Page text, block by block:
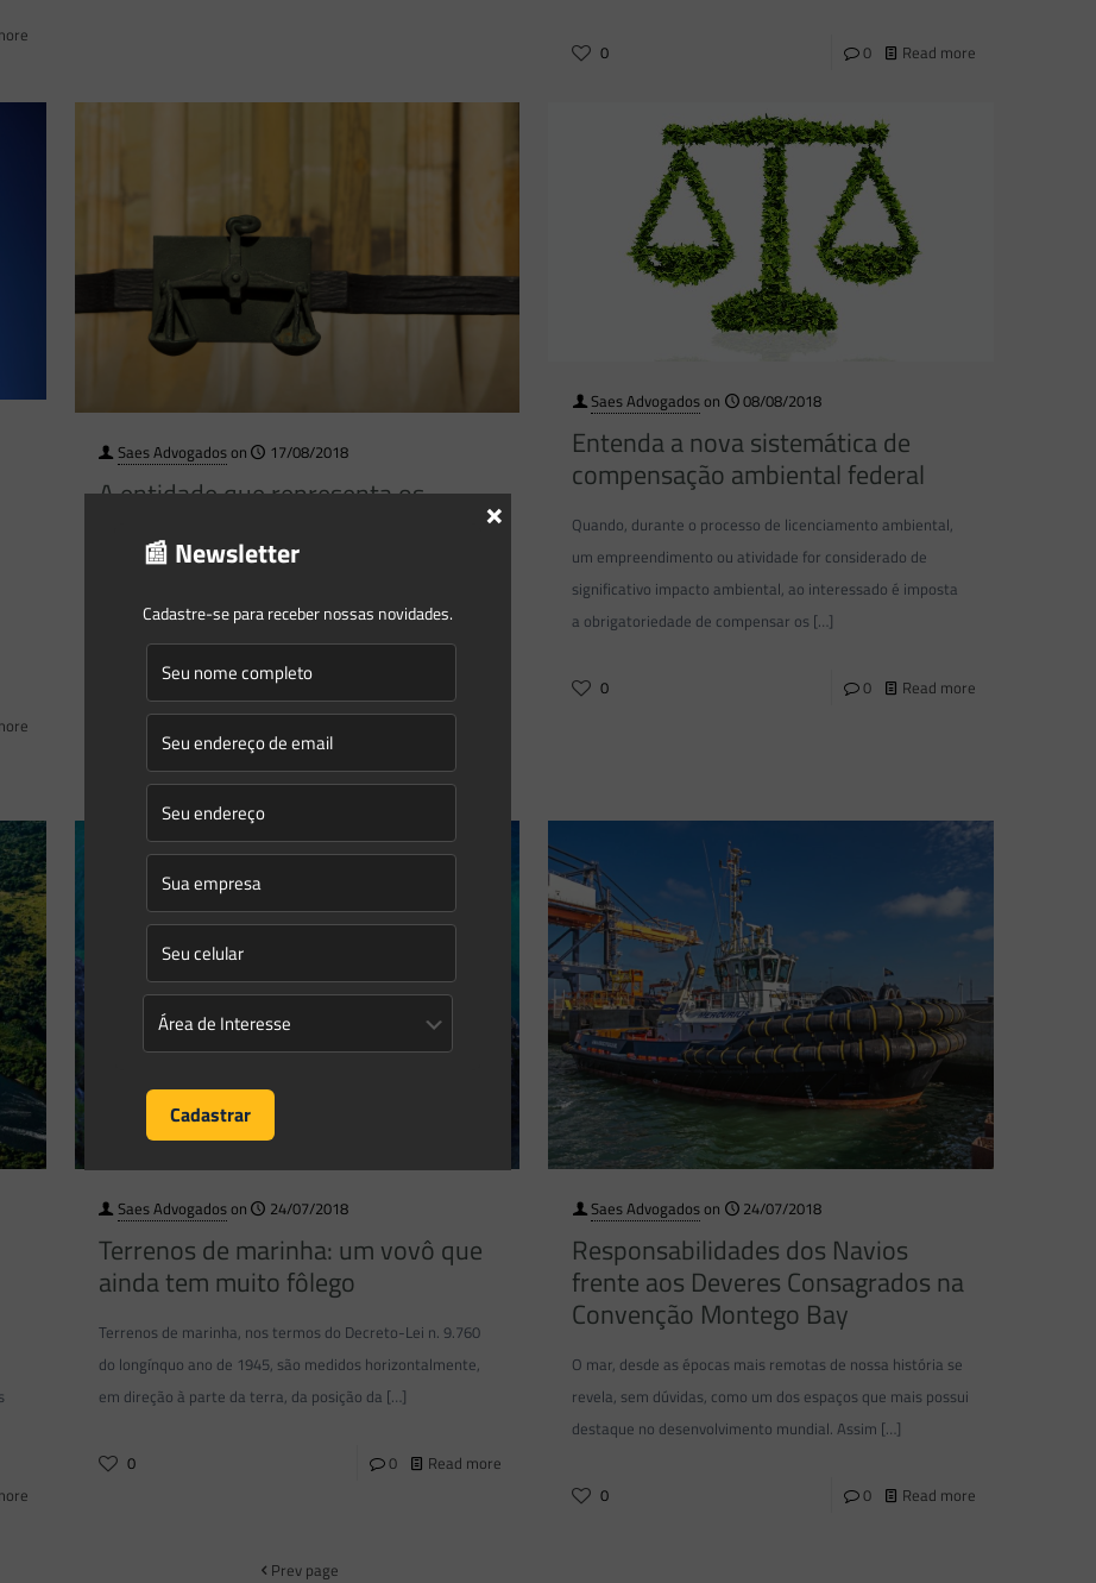
0 0 Read more
Saes Advogadoson 17/08/2018
A entidade que representa os
empreendimento pode ser amicus
Para que serve esse instituto? Um instituto que ganha
cada vez mais relevância no processo civil brasileiro é o de
“amigo da corte” (amicus curiae). Apesar[…]
0 Read more
Saes Advogadoson 08/08/2018
Entenda a nova sistemática de
compensação ambiental federal
Quando, durante o processo de licenciamento ambiental,
um empreendimento ou atividade for considerado de
significativo impacto ambiental, ao interessado é imposta
a obrigatoriedade de compensar os […]
0 0 Read more
Saes Advogadoson 24/07/2018
Terrenos de marinha: um vovô que
ainda tem muito fôlego
Terrenos de marinha, nos termos do Decreto-Lei n. 9.760
do longínquo ano de 1945, são medidos horizontalmente,
em direção à parte da terra, da posição da […]
0 0 Read more
Saes Advogadoson 24/07/2018
Responsabilidades dos Navios
frente aos Deveres Consagrados na
Convenção Montego Bay
O mar, desde as épocas mais remotas de nossa história se
revela, sem dúvidas, como um dos espaços que mais possui
destaque no desenvolvimento mundial. Assim […]
0 0 Read more
Prev page
📰 Newsletter
Cadastre-se para receber nossas novidades.
×